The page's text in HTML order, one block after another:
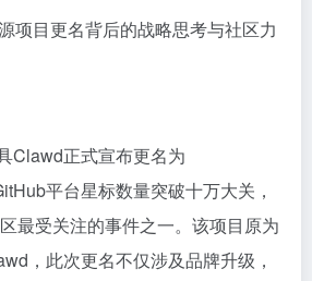
项目更名背后的战略思考与社区力
Clawd正式宣布更名为
平台星标数量突破十万大关，
最受关注的事件之一。该项目原为
，此次更名不仅涉及品牌升级，